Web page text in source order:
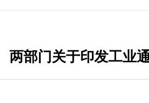
两部门关于印发工业